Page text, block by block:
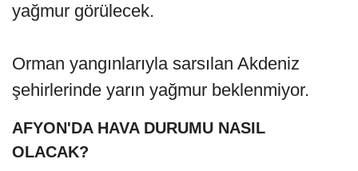
yağmur görülecek.
Orman yangınlarıyla sarsılan Akdeniz
şehirlerinde yarın yağmur beklenmiyor.
AFYON'DA HAVA DURUMU NASIL
OLACAK?